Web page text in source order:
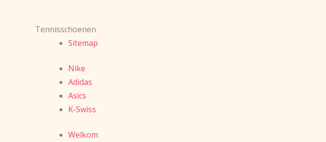
Tennisschoenen
Sitemap
Nike
Adidas
Asics
K-Swiss
Welkom